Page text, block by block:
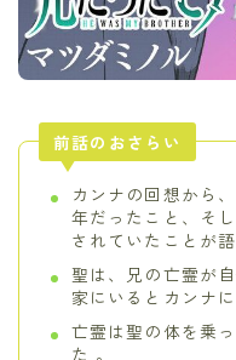
前話のおさらい
カンナの回想から
年だったこと、そ
されていたことが語
聖は、兄の亡霊が
家にいるとカンナに
亡霊は聖の体を乗
た 。